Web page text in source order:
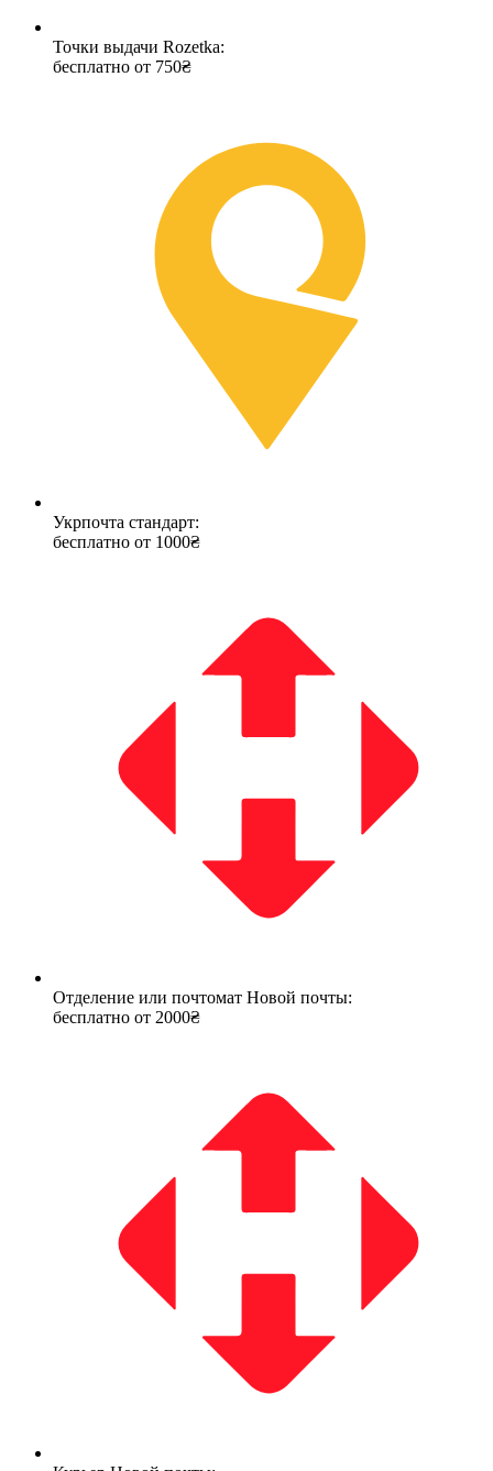
Точки выдачи Rozetka:
бесплатно от 750₴
Укрпочта стандарт:
бесплатно от 1000₴
Отделение или почтомат Новой почты:
бесплатно от 2000₴